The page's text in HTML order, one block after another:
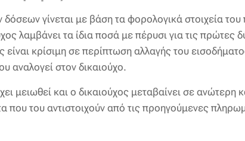
γίνεται με βάση τα φορολογικά στοιχεία
λαμβάνει τα ίδια ποσά με πέρυσι για τις
κρίσιμη σε περίπτωση αλλαγής του
αναλογεί στον δικαιούχο.
μειωθεί και ο δικαιούχος μεταβαίνει σε ανώτερη
που του αντιστοιχούν από τις προηγούμενες